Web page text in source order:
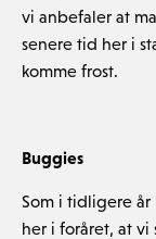
vi anbefaler at
senere tid her i
komme frost.
Buggies
Som i tidligere
her i foråret, at vi